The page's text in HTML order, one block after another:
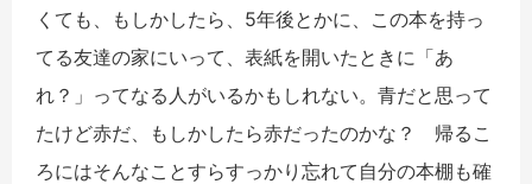
くても、もしかしたら、5年後とかに、この本を持っ
てる友達の家にいって、表紙を開いたときに「あ
れ？」ってなる人がいるかもしれない。青だと思って
たけど赤だ、もしかしたら赤だったのかな？ 帰るこ
ろにはそんなことすらすっかり忘れて自分の本棚も確